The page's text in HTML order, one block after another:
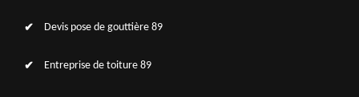
Devis pose de gouttière 89
Entreprise de toiture 89